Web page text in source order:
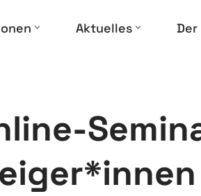
Aktuelles